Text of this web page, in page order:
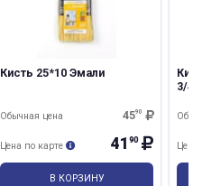
Кисть 25*10 Эмали
4590
Обычная цена
4190
Цена по карте
В КОРЗИНУ
3/
Цена
раз в 2 недели